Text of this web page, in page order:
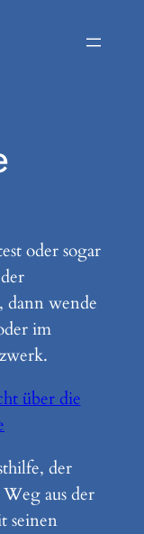
oder sogar
dann wende
im
über die
der
aus der
seinen